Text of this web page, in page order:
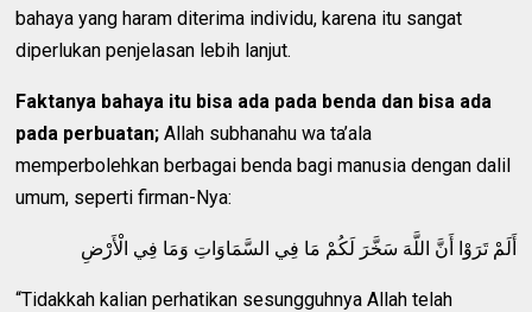
bahaya yang haram diterima individu, karena itu sangat
diperlukan penjelasan lebih lanjut.
Faktanya bahaya itu bisa ada pada benda dan bisa ada
pada perbuatan; Allah subhanahu wa ta’ala
memperbolehkan berbagai benda bagi manusia dengan dalil
umum, seperti firman-Nya:
أَلَمْ تَرَوْا أَنَّ اللَّهَ سَخَّرَ لَكُمْ مَا فِي السَّمَاوَاتِ وَمَا فِي الْأَرْضِ
“Tidakkah kalian perhatikan sesungguhnya Allah telah